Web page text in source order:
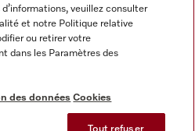
veuillez consulter
et notre Politique relative
ou retirer votre
dans les Paramètres des
des données Cookies